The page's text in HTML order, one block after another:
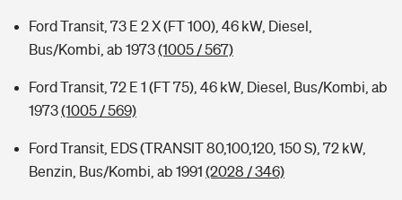
Ford Transit, 73 E 2 X (FT 100), 46 kW, Diesel,
Bus/Kombi, ab 1973(1005 / 567)
Ford Transit, 72 E 1 (FT 75), 46 kW, Diesel, Bus/Kombi, ab
1973(1005 / 569)
Ford Transit, EDS (TRANSIT 80,100,120, 150 S), 72 kW,
Benzin, Bus/Kombi, ab 1991 (2028 / 346)